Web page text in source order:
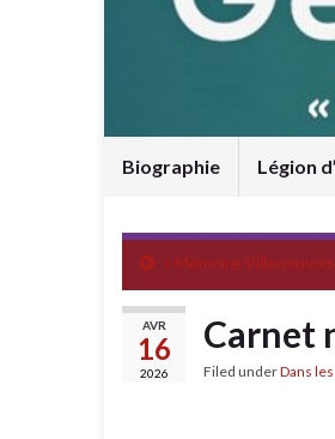
Biographie Légion
« Mémoire
AVR
16
2026
Carnet
Filed underDans